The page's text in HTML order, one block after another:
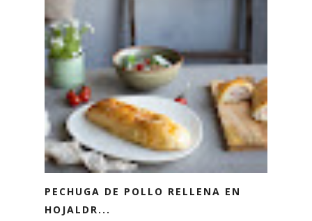
PECHUGA DE POLLO RELLENA EN
HOJALDR...